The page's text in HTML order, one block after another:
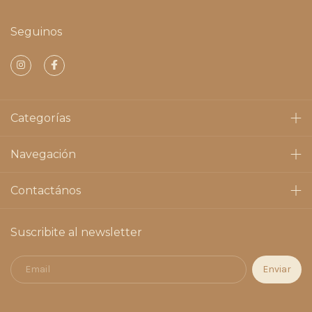
Seguinos
Categorías
Navegación
Contactános
Suscribite al newsletter